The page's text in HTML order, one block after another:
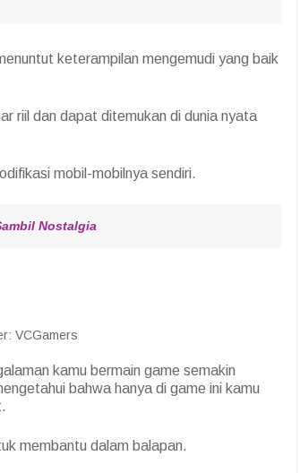
keterampilan mengemudi yang baik
riil dan dapat ditemukan di dunia nyata
mobil-mobilnya sendiri.
Nostalgia
VCGamers
kamu bermain game semakin
bahwa hanya di game ini kamu
membantu dalam balapan.